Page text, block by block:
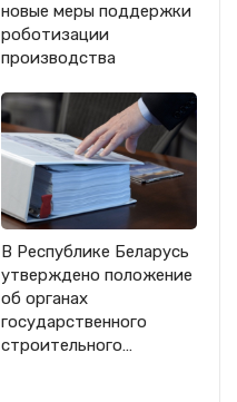
новые меры поддержки
роботизации
производства
В Республике Беларусь
утверждено положение
об органах
государственного
строительного…